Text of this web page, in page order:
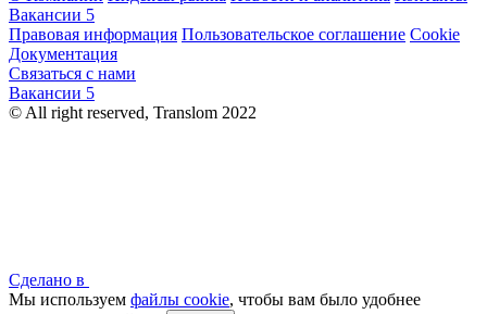
Вакансии 5
Правовая информация Пользовательское соглашение Cookie
Документация
Связаться с нами
Вакансии 5
© All right reserved, Translom 2022
Сделано в
Мы используем файлы cookie, чтобы вам было удобнее